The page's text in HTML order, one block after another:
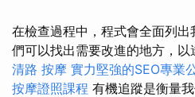
在檢查過程中，程式會全面列
們可以找出需要改進的地方，以
清路 按摩 實力堅強的SEO專業
按摩證照課程 有機追蹤是衡量